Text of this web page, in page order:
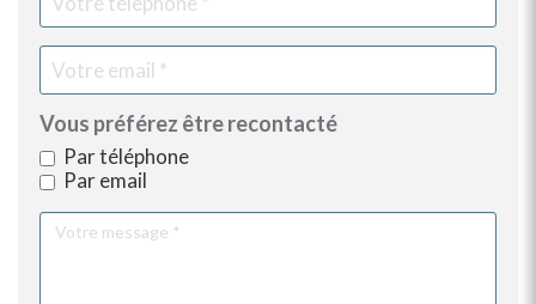
Vous préférez être recontacté
Par téléphone
Par email
Votre
message